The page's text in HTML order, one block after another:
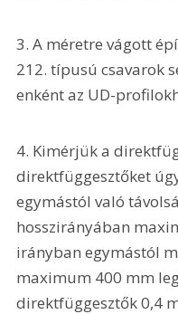
3. A méretre vágott
212. típusú csavarok
enként az UD-
4. Kimérjük a
direktfüggesztőket
egymástól való
hosszirányában
irányban egymástól
maximum 400 mm
direktfüggesztők 0,4